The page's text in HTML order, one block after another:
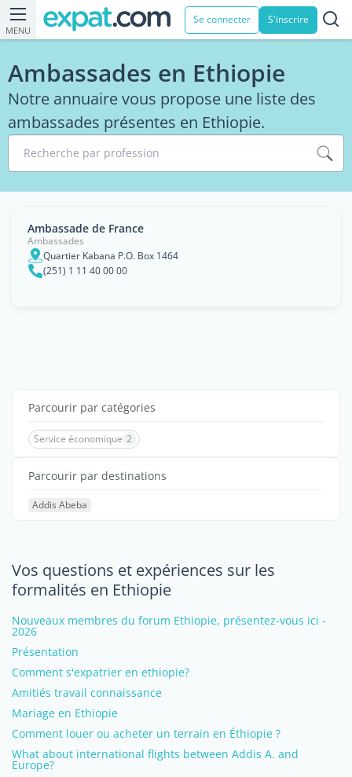
MENU
Se connecter S'inscrire
Ambassades en Ethiopie
Notre annuaire vous propose une liste des
ambassades présentes en Ethiopie.
Recherche par profession
Ambassade de France
Ambassades
Quartier Kabana P.O. Box 1464
(251) 1 11 40 00 00
Parcourir par catégories
Service économique 2
Parcourir par destinations
Addis Abeba
Vos questions et expériences sur les
formalités en Ethiopie
Nouveaux membres du forum Ethiopie, présentez-vous ici -
2026
Présentation
Comment s'expatrier en ethiopie?
Amitiés travail connaissance
Mariage en Ethiopie
Comment louer ou acheter un terrain en Éthiopie ?
What about international flights between Addis A. and
Europe?